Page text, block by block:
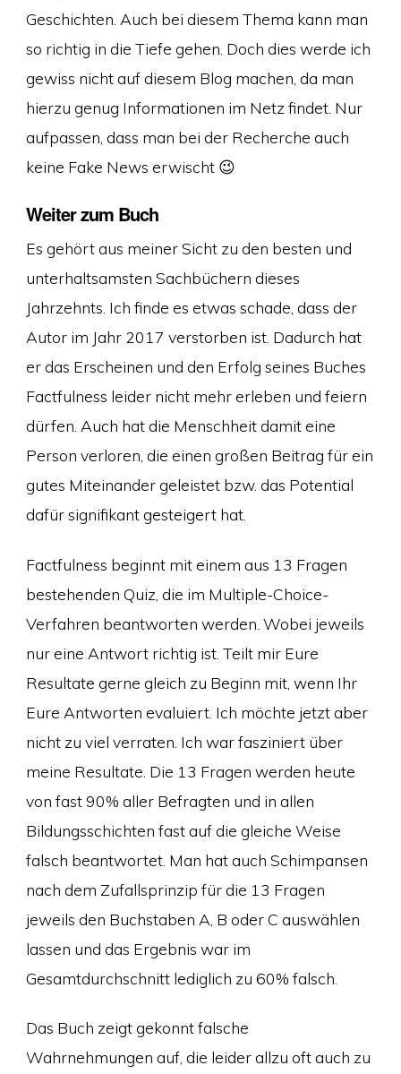
Geschichten. Auch bei diesem Thema kann man
so richtig in die Tiefe gehen. Doch dies werde ich
gewiss nicht auf diesem Blog machen, da man
hierzu genug Informationen im Netz findet. Nur
aufpassen, dass man bei der Recherche auch
keine Fake News erwischt 😉
Weiter zum Buch
Es gehört aus meiner Sicht zu den besten und
unterhaltsamsten Sachbüchern dieses
Jahrzehnts. Ich finde es etwas schade, dass der
Autor im Jahr 2017 verstorben ist. Dadurch hat
er das Erscheinen und den Erfolg seines Buches
Factfulness leider nicht mehr erleben und feiern
dürfen. Auch hat die Menschheit damit eine
Person verloren, die einen großen Beitrag für ein
gutes Miteinander geleistet bzw. das Potential
dafür signifikant gesteigert hat.
Factfulness beginnt mit einem aus 13 Fragen
bestehenden Quiz, die im Multiple-Choice-
Verfahren beantworten werden. Wobei jeweils
nur eine Antwort richtig ist. Teilt mir Eure
Resultate gerne gleich zu Beginn mit, wenn Ihr
Eure Antworten evaluiert. Ich möchte jetzt aber
nicht zu viel verraten. Ich war fasziniert über
meine Resultate. Die 13 Fragen werden heute
von fast 90% aller Befragten und in allen
Bildungsschichten fast auf die gleiche Weise
falsch beantwortet. Man hat auch Schimpansen
nach dem Zufallsprinzip für die 13 Fragen
jeweils den Buchstaben A, B oder C auswählen
lassen und das Ergebnis war im
Gesamtdurchschnitt lediglich zu 60% falsch.
Das Buch zeigt gekonnt falsche
Wahrnehmungen auf, die leider allzu oft auch zu